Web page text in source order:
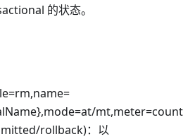
的状态。
mt,meter=count
rollback)：以